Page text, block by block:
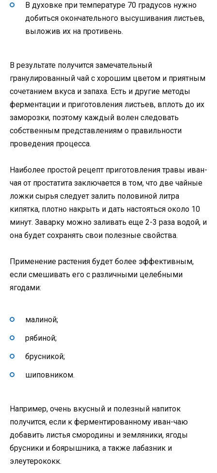
В духовке при температуре 70 градусов нужно
добиться окончательного высушивания листьев,
выложив их на противень.
В результате получится замечательный
гранулированный чай с хорошим цветом и приятным
сочетанием вкуса и запаха. Есть и другие методы
ферментации и приготовления листьев, вплоть до их
заморозки, поэтому каждый волен следовать
собственным представлениям о правильности
проведения процесса.
Наиболее простой рецепт приготовления травы иван-
чая от простатита заключается в том, что две чайные
ложки сырья следует залить половиной литра
кипятка, плотно накрыть и дать настояться около 10
минут. Заварку можно заливать еще 2-3 раза водой, и
она будет сохранять свои полезные свойства.
Применение растения будет более эффективным,
если смешивать его с различными целебными
ягодами:
малиной;
рябиной;
брусникой;
шиповником.
Например, очень вкусный и полезный напиток
получится, если к ферментированному иван-чаю
добавить листья смородины и земляники, ягоды
брусники и боярышника, а также лабазник и
элеутерококк.